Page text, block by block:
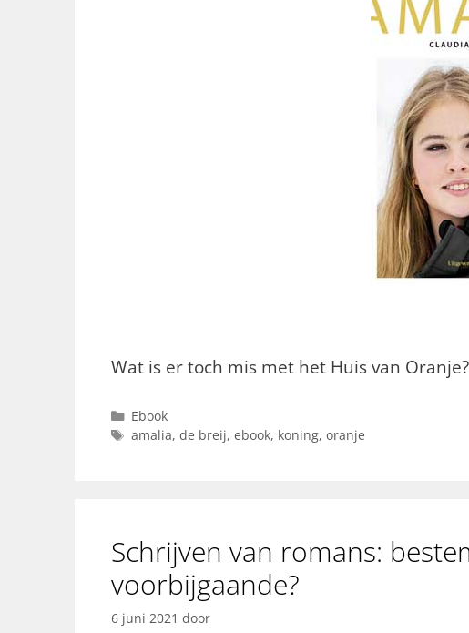
Wat is er toch mis met het Huis van
Categorieën
Ebook
Tags
amalia, de breij, ebook, koning, oranje
Schrijven van romans:
voorbijgaande?
6 juni 2021 door